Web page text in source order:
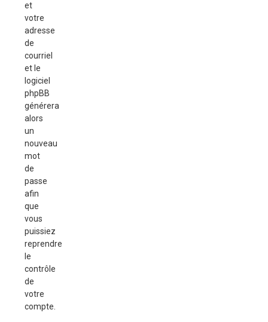
et
votre
adresse
de
courriel
et le
logiciel
phpBB
générera
alors
un
nouveau
mot
de
passe
afin
que
vous
puissiez
reprendre
le
contrôle
de
votre
compte.